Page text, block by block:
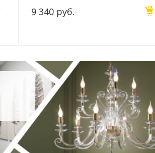
9 340 руб.